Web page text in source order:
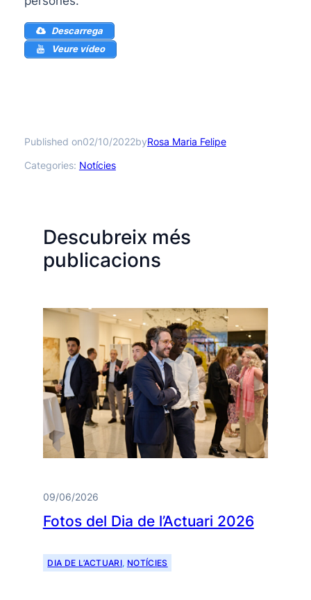
Descarrega
Veure vídeo
Published on02/10/2022byRosa Maria Felipe
Categories: Notícies
Descubreix més
publicacions
09/06/2026
Fotos del Dia de l’Actuari 2026
DIA DE L’ACTUARI, NOTÍCIES